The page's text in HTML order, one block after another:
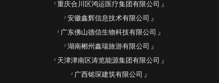
重庆合川区鸿运医疗集团有限公司
安徽鑫辉信息技术有限公司
广东佛山德信生物科技有限公司
湖南郴州鑫瑞旅游有限公司
天津津南区涛览能源集团有限公司
广西铭琛建筑有限公司